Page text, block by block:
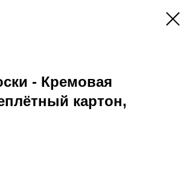
- Кремовая
картон,